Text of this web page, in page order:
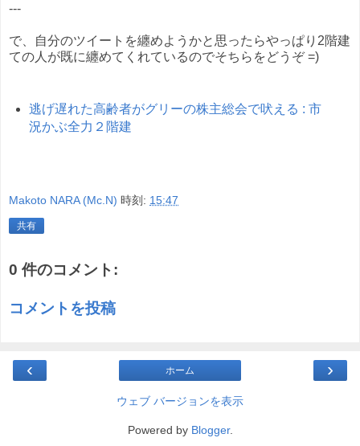
---
で、自分のツイートを纏めようかと思ったらやっぱり2階建
ての人が既に纏めてくれているのでそちらをどうぞ =)
逃げ遅れた高齢者がグリーの株主総会で吠える : 市
況かぶ全力２階建
Makoto NARA (Mc.N) 時刻: 15:47
共有
0 件のコメント:
コメントを投稿
‹ ›
ホーム
ウェブ バージョンを表示
Powered by Blogger.